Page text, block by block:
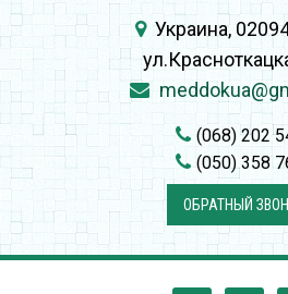
Украина,
(068) 202
(050) 358
ОБРАТНЫЙ